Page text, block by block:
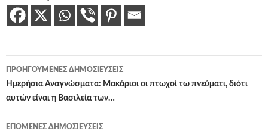
Πλοήγηση
άρθρων
ΠΡΟΗΓΟΎΜΕΝΕΣ ΔΗΜΟΣΙΕΎΣΕΙΣ
Ημερήσια Αναγνώσματα: Μακάριοι οι πτωχοί τω πνεύματι, διότι
αυτών είναι η Βασιλεία των…
ΕΠΌΜΕΝΕΣ ΔΗΜΟΣΙΕΎΣΕΙΣ